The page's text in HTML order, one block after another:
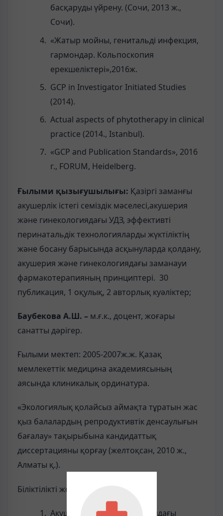
басқаруды үйрену. (Сочи, 2013 ж.,
Сочи).
«Жатыр мойны, генитальді инфекция,
гармондар. Кольпоскопия
ерекшеліктері»,2016ж.
GCP in Investigator Initiated Studies
(2014).
Actual aspects of phytotherapy in clinical
practice (2014., Istanbul).
«GCP and Publication Standards», 2016
г., FORUM, Heidelberg.
Ғылыми қызығушылығы: Қазіргі заманғы
акушерлік істегі семіздік мәселесі,акушерия
және гинекологиядағы УДЗ, эффективті
перинатальдік технологияларды жүктіліктің
және босану барысында асқынуларда қолдану,
акушерия және гинекологиядағы заманауи
фармакотерапияның принциптері. 30
публикация, 1 оқулық, 2 авторлық куәліктер;
Баубекова А.Ш. – м.ғ.к., доцент, жоғары
санатты дәрігер.
Ғылыми мектеп: 2005-2007ж.ж. Қазақ
мемлекеттік медицина академиясының
аясында клиникалық ординатура.
«Экологиялық қолайсыз аймақта тұратын жас
қыз балалардың репродуктивтік денсаулығын
бағалау» тақырыбына кандидаттық
диссертацияны қорғау (желтоқсан, 2010 ж.,
Алматы қ.).
Біліктілікті жоғарылату:
Акушерия мен гинекологиядағы